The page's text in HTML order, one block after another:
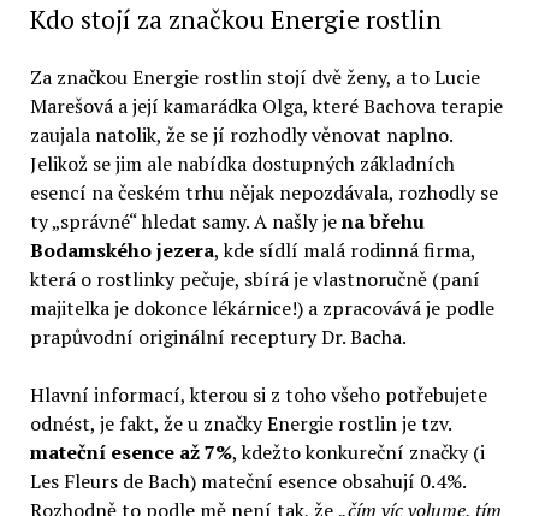
Kdo stojí za značkou Energie rostlin
Za značkou Energie rostlin stojí dvě ženy, a to Lucie
Marešová a její kamarádka Olga, které Bachova terapie
zaujala natolik, že se jí rozhodly věnovat naplno.
Jelikož se jim ale nabídka dostupných základních
esencí na českém trhu nějak nepozdávala, rozhodly se
ty „správné“ hledat samy. A našly jena břehu
Bodamského jezera, kde sídlí malá rodinná firma,
která o rostlinky pečuje, sbírá je vlastnoručně (paní
majitelka je dokonce lékárnice!) a zpracovává je podle
prapůvodní originální receptury Dr. Bacha.
Hlavní informací, kterou si z toho všeho potřebujete
odnést, je fakt, že u značky Energie rostlin je tzv.
mateční esence až 7%, kdežto konkureční značky (i
Les Fleurs de Bach) mateční esence obsahují 0.4%.
Rozhodně to podle mě není tak, že „čím víc volume, tím